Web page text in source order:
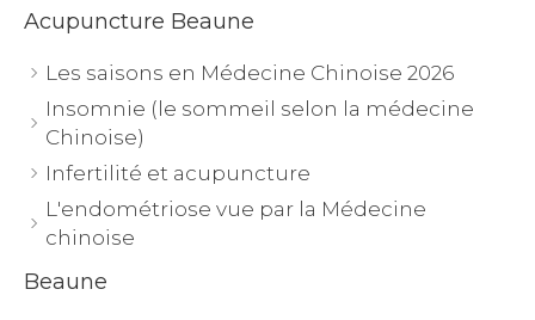
Acupuncture Beaune
Les saisons en Médecine Chinoise 2026
Insomnie (le sommeil selon la médecine
Chinoise)
Infertilité et acupuncture
L'endométriose vue par la Médecine
chinoise
Beaune